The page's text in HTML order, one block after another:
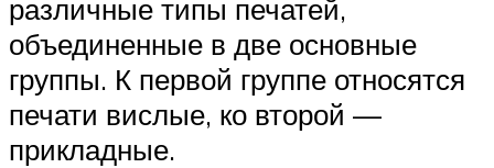
различные типы печатей,
объединенные в две основные
группы. К первой группе относятся
печати вислые, ко второй —
прикладные.